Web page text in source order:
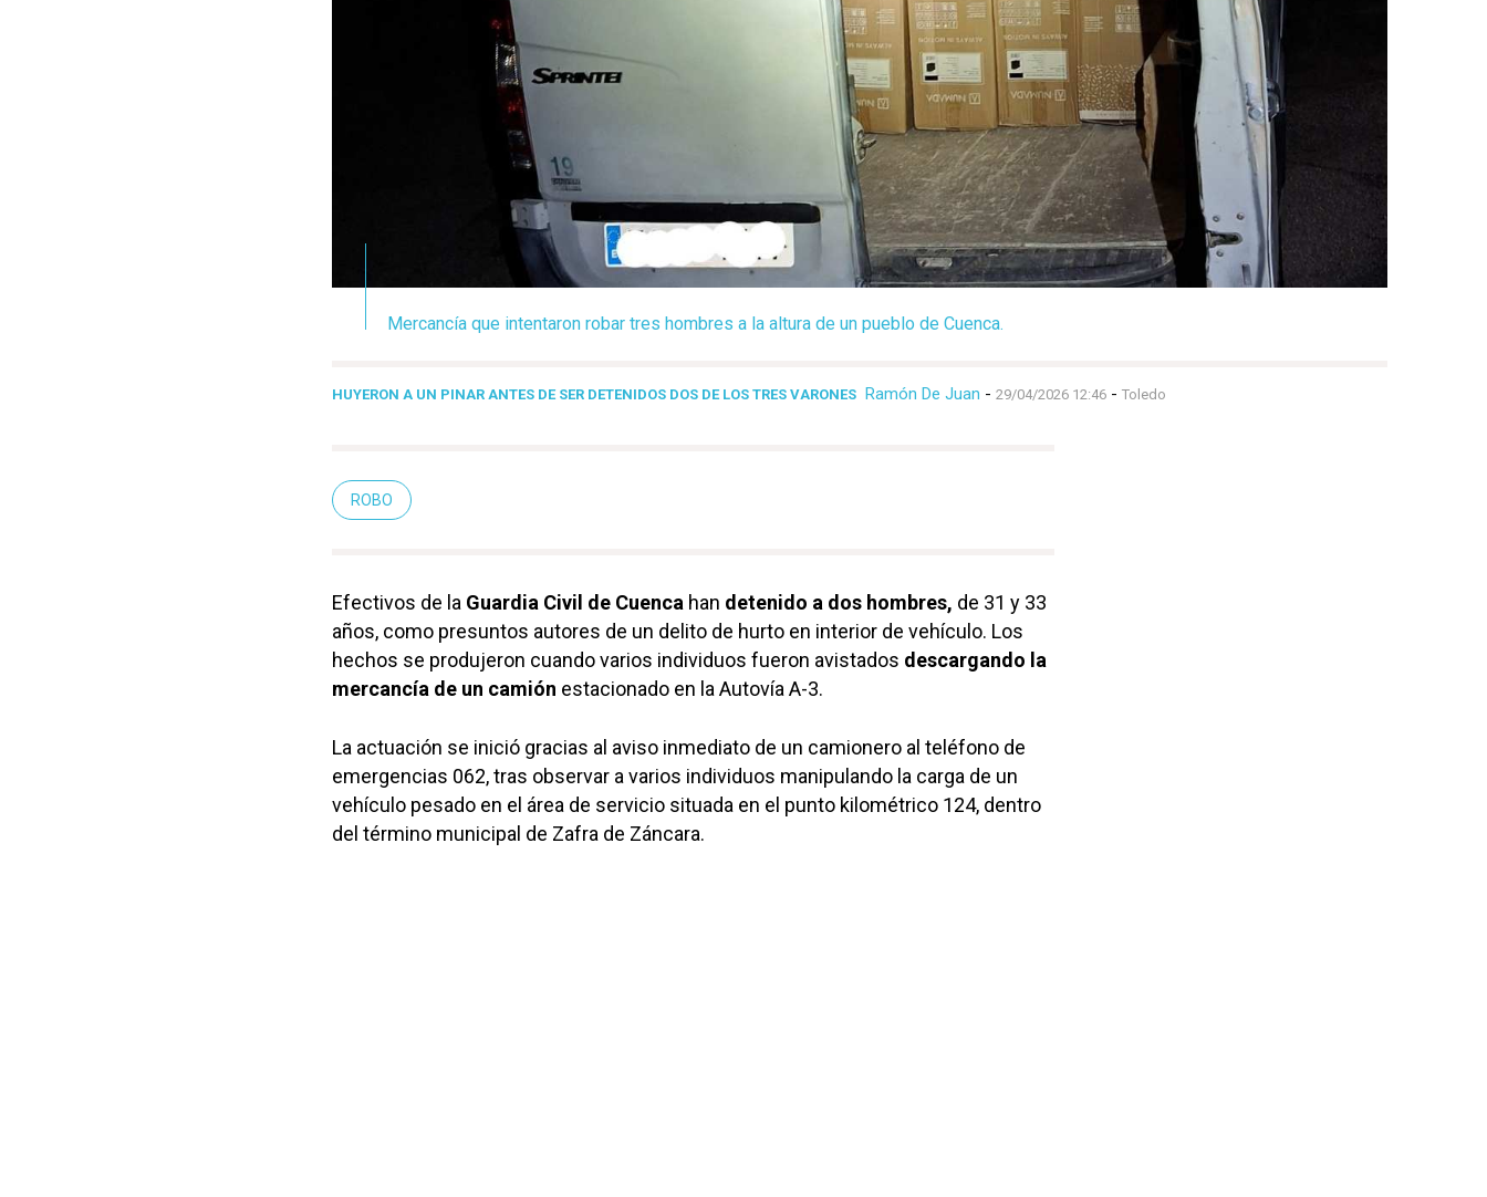
Mercancía que intentaron robar tres hombres a la altura de un pueblo de Cuenca.
HUYERON A UN PINAR ANTES DE SER DETENIDOS DOS DE LOS TRES VARONES Ramón De Juan - 29/04/2026 12:46 - Toledo
ROBO
Efectivos de la Guardia Civil de Cuenca han detenido a dos hombres, de 31 y 33
años, como presuntos autores de un delito de hurto en interior de vehículo. Los
hechos se produjeron cuando varios individuos fueron avistados descargando la
mercancía de un camión estacionado en la Autovía A-3.
La actuación se inició gracias al aviso inmediato de un camionero al teléfono de
emergencias 062, tras observar a varios individuos manipulando la carga de un
vehículo pesado en el área de servicio situada en el punto kilométrico 124, dentro
del término municipal de Zafra de Záncara.